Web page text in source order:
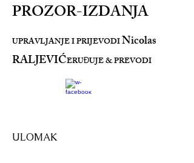
PROZOR-IZDANJA
UPRAVLJANJE I PRIJEVODINicolas
RALJEVIĆERUĐUJE & PREVODI
ULOMAK